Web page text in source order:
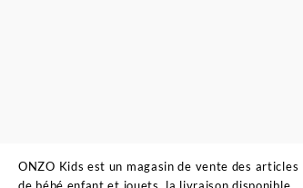
ONZO Kids est un magasin de vente des articles
de bébé enfant et jouets, la livraison disponible